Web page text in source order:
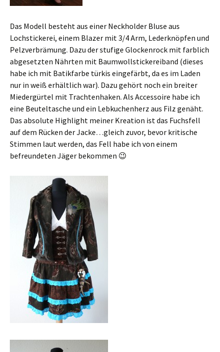
Das Modell besteht aus einer Neckholder Bluse aus
Lochstickerei, einem Blazer mit 3/4 Arm, Lederknöpfen und
Pelzverbrämung. Dazu der stufige Glockenrock mit farblich
abgesetzten Nährten mit Baumwollstickereiband (dieses
habe ich mit Batikfarbe türkis eingefärbt, da es im Laden
nur in weiß erhältlich war). Dazu gehört noch ein breiter
Miedergürtel mit Trachtenhaken. Als Accessoire habe ich
eine Beuteltasche und ein Lebkuchenherz aus Filz genäht.
Das absolute Highlight meiner Kreation ist das Fuchsfell
auf dem Rücken der Jacke…gleich zuvor, bevor kritische
Stimmen laut werden, das Fell habe ich von einem
befreundeten Jäger bekommen 😉